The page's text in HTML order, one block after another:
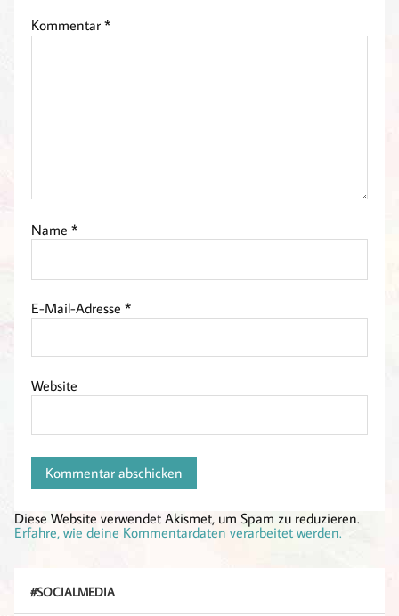
Kommentar*
Name*
E-Mail-Adresse*
Website
Diese Website verwendet Akismet, um Spam zu reduzieren.
Erfahre, wie deine Kommentardaten verarbeitet werden.
#SOCIALMEDIA